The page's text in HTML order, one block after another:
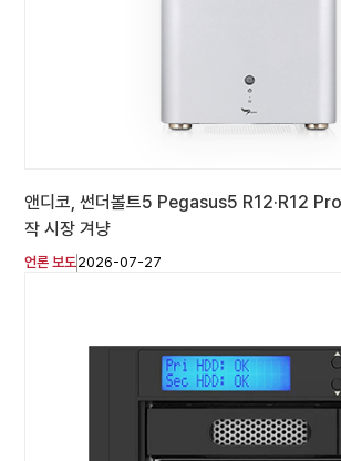
앤디코, 썬더볼트5 Pegasus5 R12·R12 Pro
작 시장 겨냥
언론 보도2026-07-27